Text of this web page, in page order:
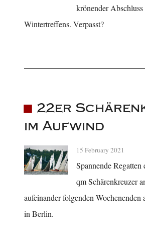
krönender Abschluss
Wintertreffens. Verpasst?
22er
im Aufwind
15 February 2021
Spannende
qm Schärenkreuzer
aufeinander folgenden Wochenenden
in Berlin.